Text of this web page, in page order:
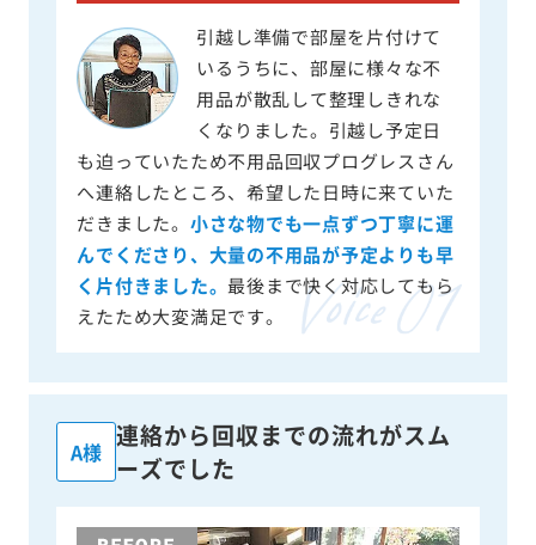
引越し準備で部屋を片付けて
いるうちに、部屋に様々な不
用品が散乱して整理しきれな
くなりました。引越し予定日
も迫っていたため不用品回収プログレスさん
へ連絡したところ、希望した日時に来ていた
だきました。 小さな物でも一点ずつ丁寧に運
んでくださり、大量の不用品が予定よりも早
く片付きました。 最後まで快く対応してもら
えたため大変満足です。
A様
連絡から回収までの流れがスム
ーズでした